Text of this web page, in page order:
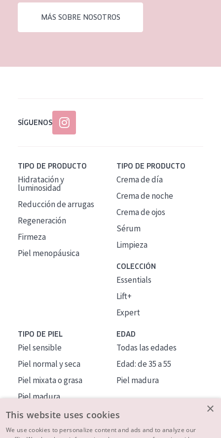
EDAD
MÁS SOBRE NOSOTROS
SÍGUENOS
TIPO DE PRODUCTO
Hidratación y
luminosidad
Reducción de arrugas
Regeneración
Firmeza
Piel menopáusica
TIPO DE PRODUCTO
Crema de día
Crema de noche
Crema de ojos
Sérum
Limpieza
COLECCIÓN
Essentials
Lift+
Expert
TIPO DE PIEL
Piel sensible
Piel normal y seca
Piel mixata o grasa
Piel madura
Piel expuesta al sol
Piel menopáusica
EDAD
Todas las edades
Edad: de 35 a 55
Piel madura
×
This website uses cookies
We use cookies to personalize content and ads and to analyze our